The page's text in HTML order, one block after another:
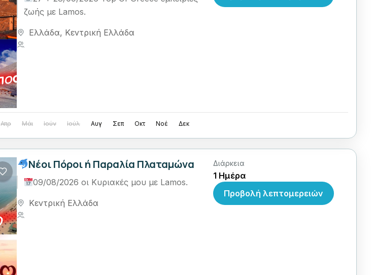
ζωής με Lamos.
Ελλάδα, Κεντρική Ελλάδα
Απρ Μάι Ιούν Ιούλ Αυγ Σεπ Οκτ Νοέ Δεκ
Νέοι Πόροι ή Παραλία Πλαταμώνα
09/08/2026 οι Κυριακές μου με Lamos.
Κεντρική Ελλάδα
Διάρκεια
1 Ημέρα
Προβολή λεπτομερειών